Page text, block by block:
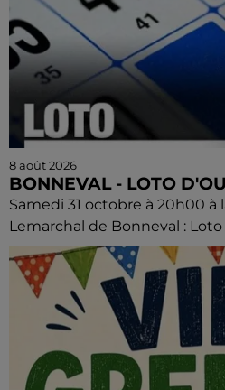
8 août 2026
BONNEVAL - LOTO
Samedi 31 octobre à 20h00 à
Lemarchal de Bonneval : Loto